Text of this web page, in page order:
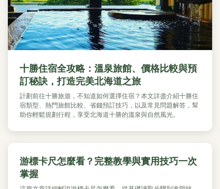
十勝住宿全攻略：溫泉旅館、價格比較與預
訂秘訣，打造完美北海道之旅
計劃前往十勝旅遊，不知道如何選擇住宿？本文詳盡介紹十勝住
宿類型、熱門旅館比較、省錢預訂技巧，以及常見問題解答，幫
助你輕鬆規劃行程，享受北海道十勝的溫泉與自然風光。
游標卡尺怎麼看？完整教學與實用技巧一次
掌握